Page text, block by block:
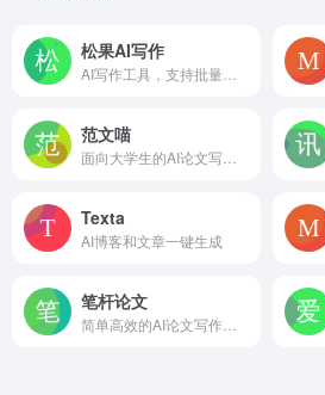
松果AI写作
范文喵
Texta
AI博客和文章一键生成
笔杆论文